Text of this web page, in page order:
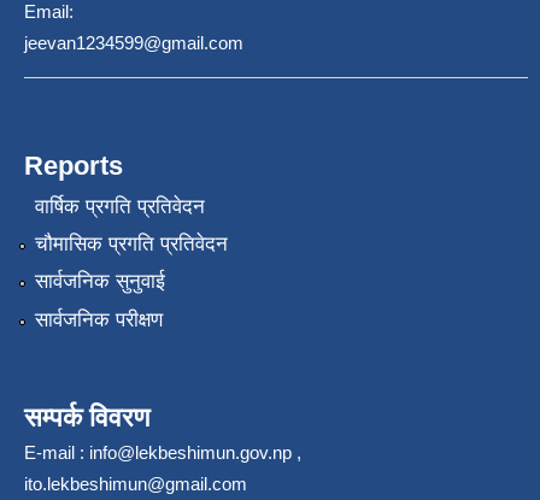
Email:
jeevan1234599@gmail.com
Reports
वार्षिक प्रगति प्रतिवेदन
चौमासिक प्रगति प्रतिवेदन
सार्वजनिक सुनुवाई
सार्वजनिक परीक्षण
सम्पर्क विवरण
E-mail : info@lekbeshimun.gov.np ,
ito.lekbeshimun@gmail.com